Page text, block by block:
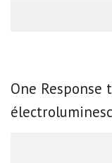
One Response